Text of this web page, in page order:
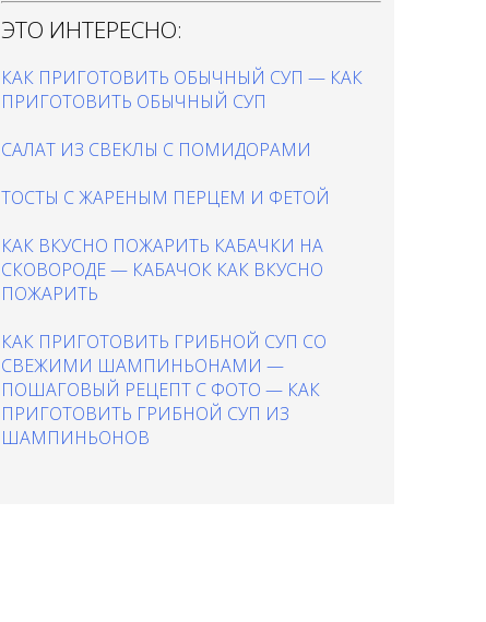
ЭТО ИНТЕРЕСНО:
КАК ПРИГОТОВИТЬ ОБЫЧНЫЙ СУП — КАК
ПРИГОТОВИТЬ ОБЫЧНЫЙ СУП
САЛАТ ИЗ СВЕКЛЫ С ПОМИДОРАМИ
ТОСТЫ С ЖАРЕНЫМ ПЕРЦЕМ И ФЕТОЙ
КАК ВКУСНО ПОЖАРИТЬ КАБАЧКИ НА
СКОВОРОДЕ — КАБАЧОК КАК ВКУСНО
ПОЖАРИТЬ
КАК ПРИГОТОВИТЬ ГРИБНОЙ СУП СО
СВЕЖИМИ ШАМПИНЬОНАМИ —
ПОШАГОВЫЙ РЕЦЕПТ С ФОТО — КАК
ПРИГОТОВИТЬ ГРИБНОЙ СУП ИЗ
ШАМПИНЬОНОВ